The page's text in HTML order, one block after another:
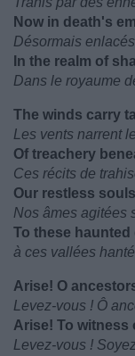
Now in death's
Désormais
In the realm of
Dans le royaume
The winds carry
Les vents narrent
Of treachery
Ces récits de
Our restless
Nos âmes agitées
To these
à ces vallées
Arise! O
Levez-vous ! Ô
Arise! To witness
Levez-vous !